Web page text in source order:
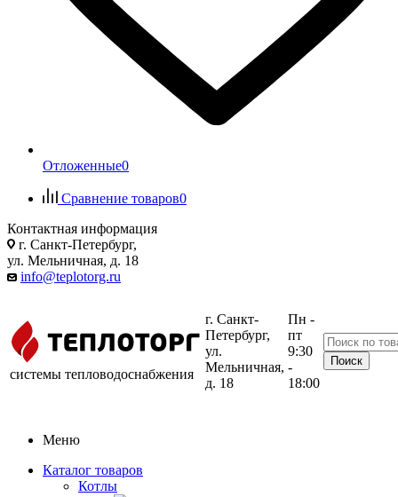
Отложенные0
Сравнение товаров0
Контактная информация
г. Санкт-Петербург,
ул. Мельничная, д. 18
info@teplotorg.ru
системы тепловодоснабжения
г. Санкт-
Петербург,
ул.
Мельничная,
д. 18
Пн -
пт
9:30
-
18:00
Меню
Каталог товаров
Котлы